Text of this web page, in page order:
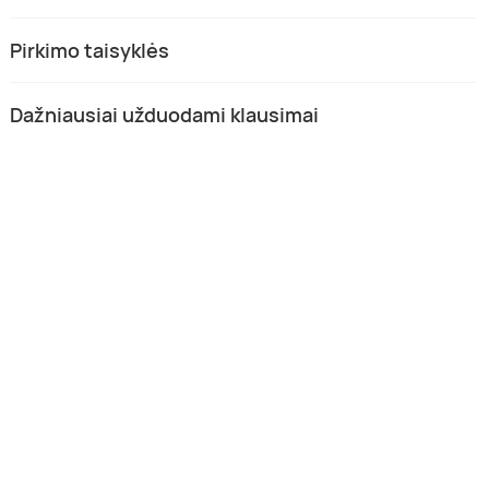
Pirkimo taisyklės
Dažniausiai užduodami klausimai